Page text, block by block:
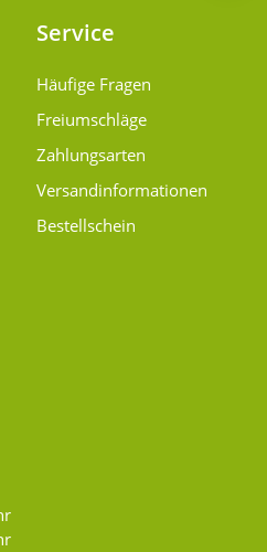
Service
Häufige Fragen
Freiumschläge
Zahlungsarten
Versand­informationen
Bestellschein